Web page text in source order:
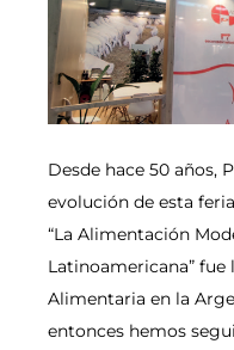
Desde hace 50 años,
evolución de esta
“La Alimentación
Latinoamericana”
Alimentaria en la
entonces hemos